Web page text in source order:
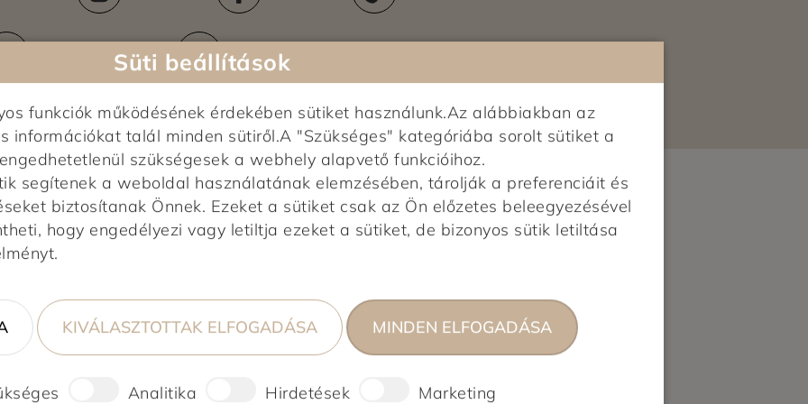
Kiszállítási területekEzekben a városokban:
Törökbálint, Diósd, Érd, Budakalász,
Csobánka, Üröm, Pomáz, Szentendre,
Dunakeszi, Fót, Pilisborosjenő,
Piliscsaba, Pilisvörösvár, Pilisszentiván,
Solymár, Nagykovácsi, Budakeszi,
Telki, Páty, Biatorbágy, Csömör,
Kerepes, Mogyoród, Kistarcsa,
Nagytarcsa, Gödöllő, Ecser, Maglód,
Halásztelek, Remeteszőlős, Budajenő
Vidék: Pécs, Szeged, Újszentiván,
Tiszasziget, Deszk, Debrecen,
Nyíregyháza, Győr
+36-80-088-264 info@kapcsolat.aldi.hu
0%
0%
Képek feltöltés alatt...
Süti beállítások
funkciók működésének érdekében sütiket használunk.Az alábbiakban az
információkat talál minden sütiről.A "Szükséges" kategóriába sorolt sütiket a
szükségesek a webhely alapvető funkcióihoz.
segítenek a weboldal használatának elemzésében, tárolják a preferenciáit és
biztosítanak Önnek. Ezeket a sütiket csak az Ön előzetes beleegyezésével
hogy engedélyezi vagy letiltja ezeket a sütiket, de bizonyos sütik letiltása
KIVÁLASZTOTTAK ELFOGADÁSA MINDEN ELFOGADÁSA
Analitika Hirdetések Marketing